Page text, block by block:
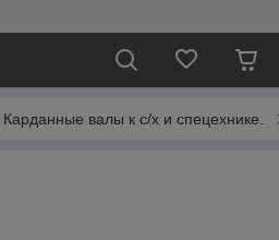
Карданные валы к с/х и спецехнике.